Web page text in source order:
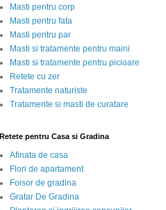
Masti pentru corp
Masti pentru fata
Masti pentru par
Masti si tratamente pentru maini
Masti si tratamente pentru picioare
Retete cu zer
Tratamente naturiste
Tratamente si masti de curatare
Retete pentru Casa si Gradina
Afinata de casa
Flori de apartament
Foisor de gradina
Gratar De Gradina